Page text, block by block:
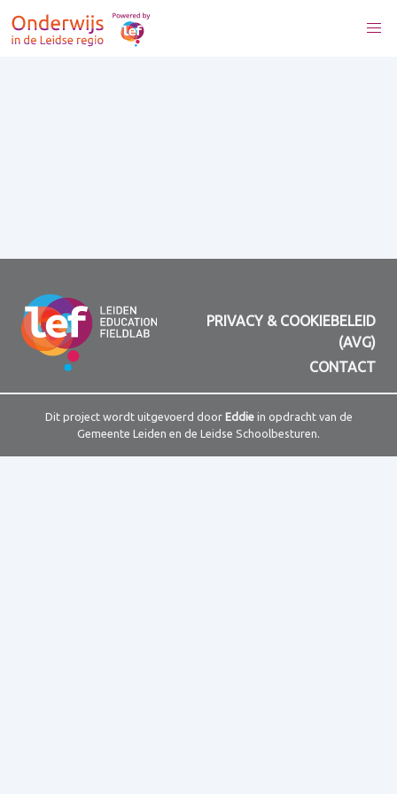
PRIVACY & COOKIEBELEID
(AVG)
CONTACT
Dit project wordt uitgevoerd door Eddiein opdracht van de
Gemeente Leiden en de Leidse Schoolbesturen.